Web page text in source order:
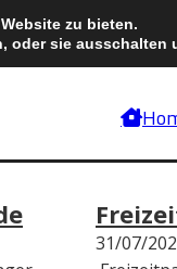
31/07/
zu bieten.
oder sie ausschalten